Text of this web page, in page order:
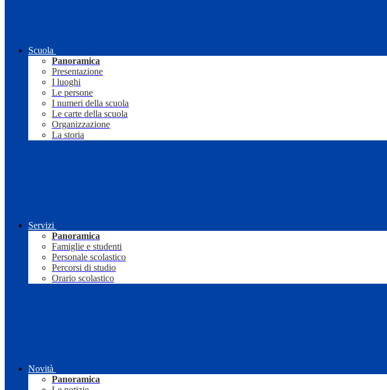
Scuola
Panoramica
Presentazione
I luoghi
Le persone
I numeri della scuola
Le carte della scuola
Organizzazione
La storia
Servizi
Panoramica
Famiglie e studenti
Personale scolastico
Percorsi di studio
Orario scolastico
Novità
Panoramica